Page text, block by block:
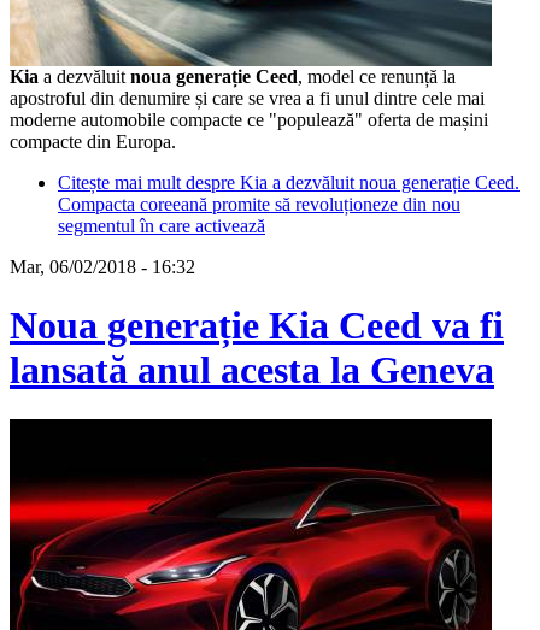
Kia a dezvăluit noua generație Ceed, model ce renunță la
apostroful din denumire și care se vrea a fi unul dintre cele mai
moderne automobile compacte ce "populează" oferta de mașini
compacte din Europa.
Citește mai mult despre Kia a dezvăluit noua generație Ceed.
Compacta coreeană promite să revoluționeze din nou
segmentul în care activează
Mar, 06/02/2018 - 16:32
Noua generație Kia Ceed va fi
lansată anul acesta la Geneva